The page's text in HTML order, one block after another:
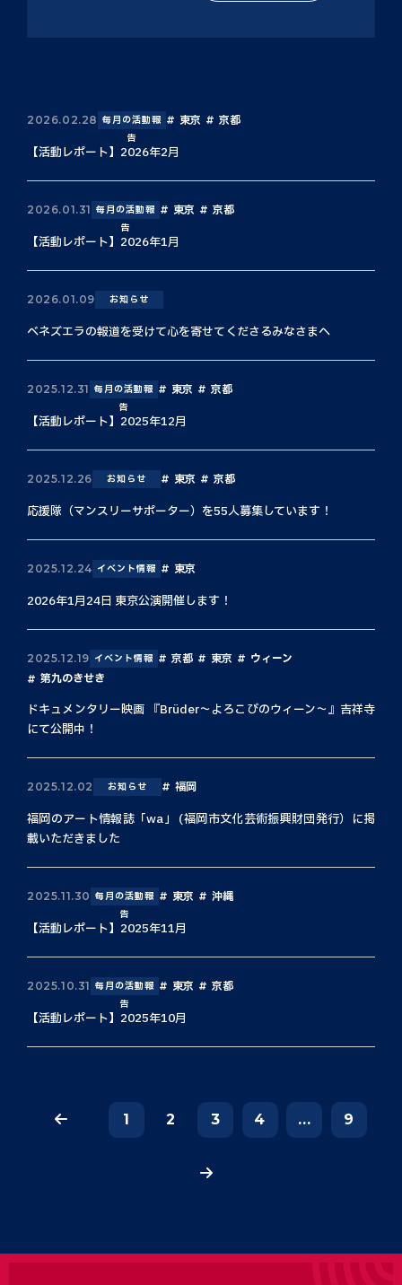
2026.02.28 毎月の活動報
告
東京 京都
【活動レポート】2026年2月
2026.01.31 毎月の活動報
告
東京 京都
【活動レポート】2026年1月
2026.01.09 お知らせ
ベネズエラの報道を受けて心を寄せてくださるみなさまへ
2025.12.31 毎月の活動報
告
東京 京都
【活動レポート】2025年12月
2025.12.26 お知らせ 東京 京都
応援隊（マンスリーサポーター）を55人募集しています！
2025.12.24 イベント情報 東京
2026年1月24日 東京公演開催します！
2025.12.19 イベント情報 京都 東京
ウィーン
第九のきせき
ドキュメンタリー映画 『Brüder〜よろこびのウィーン〜』吉祥寺
にて公開中！
2025.12.02 お知らせ 福岡
福岡のアート情報誌「wa」 (福岡市文化芸術振興財団発行）に掲
載いただきました
2025.11.30 毎月の活動報
告
東京 沖縄
【活動レポート】2025年11月
2025.10.31 毎月の活動報
告
東京 京都
【活動レポート】2025年10月
1 2 3 4 ... 9